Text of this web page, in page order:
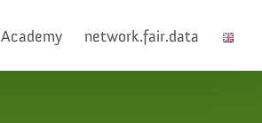
Academy network.fair.data